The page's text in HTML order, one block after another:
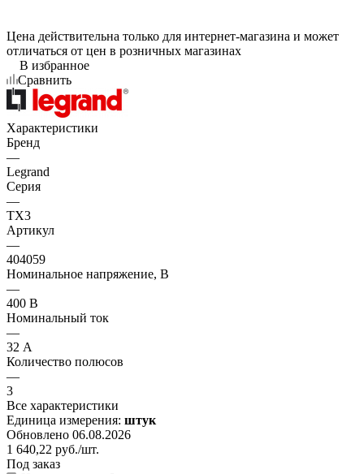
Цена действительна только для интернет-магазина и может
отличаться от цен в розничных магазинах
В избранное
Сравнить
Характеристики
Бренд
—
Legrand
Серия
—
TX3
Артикул
—
404059
Номинальное напряжение, В
—
400 В
Номинальный ток
—
32 А
Количество полюсов
—
3
Все характеристики
Единица измерения: штук
Обновлено 06.08.2026
1 640,22 руб./шт.
Под заказ